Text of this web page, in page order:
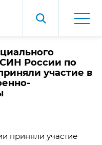
России по
участие в
приняли участие